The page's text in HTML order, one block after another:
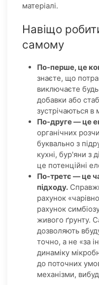
матеріалі.
Навіщо
самому
По-перше, це
знаєте, що
виключаєте
добавки або
зустрічаються в
По-друге — це
органічних
буквально з
кухні, бур'яни з
це потенційні
По-третє — це
підходу.
рахунок
рахунок
живого ґрунту.
дозволяють
точно, а не «за
динаміку
до поточних
механізми,